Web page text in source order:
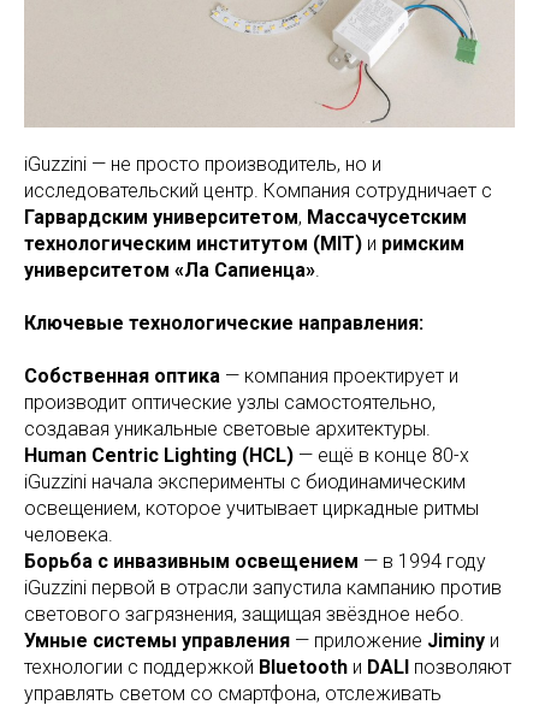
iGuzzini — не просто производитель, но и
исследовательский центр. Компания сотрудничает с
Гарвардским университетом, Массачусетским
технологическим институтом (MIT) и римским
университетом «Ла Сапиенца».
Ключевые технологические направления:
Собственная оптика — компания проектирует и
производит оптические узлы самостоятельно,
создавая уникальные световые архитектуры.
Human Centric Lighting (HCL) — ещё в конце 80-х
iGuzzini начала эксперименты с биодинамическим
освещением, которое учитывает циркадные ритмы
человека.
Борьба с инвазивным освещением — в 1994 году
iGuzzini первой в отрасли запустила кампанию против
светового загрязнения, защищая звёздное небо.
Умные системы управления — приложение Jiminy и
технологии с поддержкой Bluetooth и DALI позволяют
управлять светом со смартфона, отслеживать